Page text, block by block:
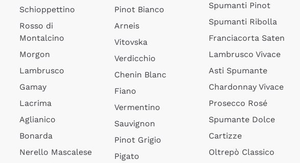
Schioppettino
Rosso di
Montalcino
Morgon
Lambrusco
Gamay
Lacrima
Aglianico
Bonarda
Nerello Mascalese
Pinot Bianco
Arneis
Vitovska
Verdicchio
Chenin Blanc
Fiano
Vermentino
Sauvignon
Pinot Grigio
Pigato
Spumanti Pinot
Spumanti Ribolla
Franciacorta Saten
Lambrusco Vivace
Asti Spumante
Chardonnay Vivace
Prosecco Rosé
Spumante Dolce
Cartizze
Oltrepò Classico